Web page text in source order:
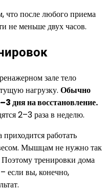
что после любого приема
не меньше двух часов.
зале тело
нагрузку. Обычно
дня на восстановление.
2–3 раза в неделю.
работать
Мышцам не нужно так
тренировки дома
если вы, конечно,